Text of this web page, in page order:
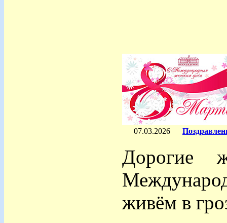
07.03.2026
Дорогие
живём в